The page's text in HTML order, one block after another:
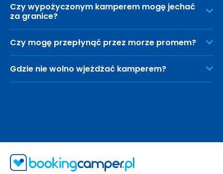
Czy wypożyczonym kamperem mogę jechać
za granice?
Czy mogę przepłynąć przez morze promem?
Gdzie nie wolno wjeżdżać kamperem?